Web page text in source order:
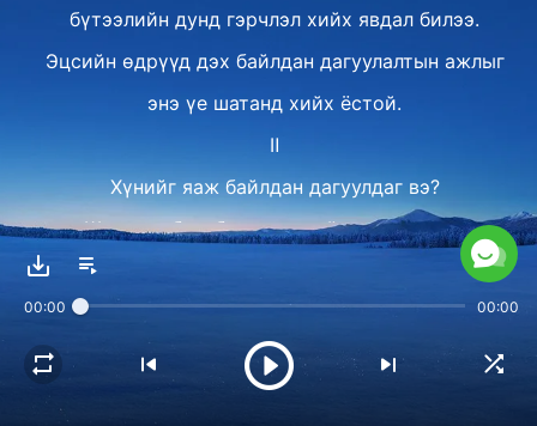
бүтээлийн дунд гэрчлэл хийх явдал билээ.
Эцсийн өдрүүд дэх байлдан дагуулалтын ажлыг
энэ үе шатанд хийх ёстой.
Ⅱ
Хүнийг яаж байлдан дагуулдаг вэ?
Шударга бус, бузар гэдгийг нь харуулж,
Бурханы зөвт байдлыг харуулахын тулд
Бурханы үгээр хүнийг үнэмшүүлж,
шүүлт, гэсгээлт, хараалаар
хүнийг байлдан дагуулж,
00:00 00:00